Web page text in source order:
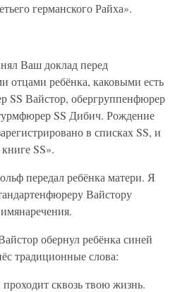
германского Райха».
Ваш доклад перед
отцами ребёнка, каковыми есть
SS Вайстор, обергруппенфюрер
SS Дибич. Рождение
в списках SS, и
SS».
передал ребёнка матери. Я
Вайстору
обернул ребёнка синей
традиционные слова:
сквозь твою жизнь.